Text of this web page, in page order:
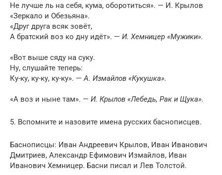
Не лучше ль на себя, кума, оборотиться». — И. Крылов
«Зеркало и Обезьяна».
«Друг друга всяк зовёт,
А братский воз ко дну идёт». — И. Хемницер «Мужики».
«Вот выше сяду на суку.
Ну, слушайте теперь:
Ку-ку, ку-ку, ку-ку». —А. Измайлов «Кукушка».
«А воз и ныне там». — И. Крылов «Лебедь, Рак и Щука».
5. Вспомните и назовите имена русских баснописцев.
Баснописцы: Иван Андреевич Крылов, Иван Иванович
Дмитриев, Александр Ефимович Измайлов, Иван
Ивано­вич Хемницер. Басни писал и Лев Толстой.